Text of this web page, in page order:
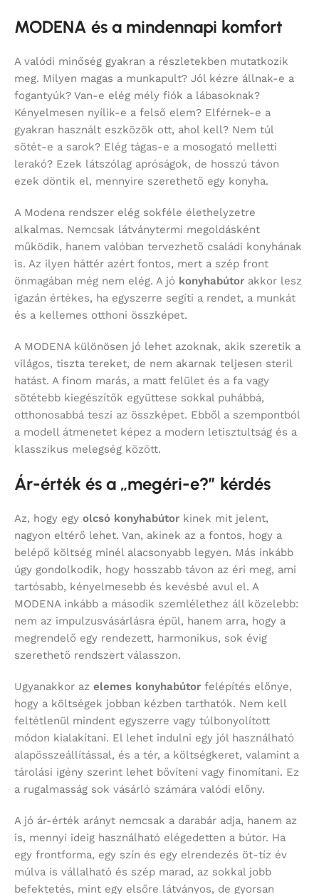
MODENA és a mindennapi komfort
A valódi minőség gyakran a részletekben mutatkozik
meg. Milyen magas a munkapult? Jól kézre állnak-e a
fogantyúk? Van-e elég mély fiók a lábasoknak?
Kényelmesen nyílik-e a felső elem? Elférnek-e a
gyakran használt eszközök ott, ahol kell? Nem túl
sötét-e a sarok? Elég tágas-e a mosogató melletti
lerakó? Ezek látszólag apróságok, de hosszú távon
ezek döntik el, mennyire szerethető egy konyha.
A Modena rendszer elég sokféle élethelyzetre
alkalmas. Nemcsak látványtermi megoldásként
működik, hanem valóban tervezhető családi konyhának
is. Az ilyen háttér azért fontos, mert a szép front
önmagában még nem elég. A jó konyhabútor akkor lesz
igazán értékes, ha egyszerre segíti a rendet, a munkát
és a kellemes otthoni összképet.
A MODENA különösen jó lehet azoknak, akik szeretik a
világos, tiszta tereket, de nem akarnak teljesen steril
hatást. A finom marás, a matt felület és a fa vagy
sötétebb kiegészítők együttese sokkal puhábbá,
otthonosabbá teszi az összképet. Ebből a szempontból
a modell átmenetet képez a modern letisztultság és a
klasszikus melegség között.
Ár-érték és a „megéri-e?” kérdés
Az, hogy egy olcsó konyhabútor kinek mit jelent,
nagyon eltérő lehet. Van, akinek az a fontos, hogy a
belépő költség minél alacsonyabb legyen. Más inkább
úgy gondolkodik, hogy hosszabb távon az éri meg, ami
tartósabb, kényelmesebb és kevésbé avul el. A
MODENA inkább a második szemlélethez áll közelebb:
nem az impulzusvásárlásra épül, hanem arra, hogy a
megrendelő egy rendezett, harmonikus, sok évig
szerethető rendszert válasszon.
Ugyanakkor az elemes konyhabútor felépítés előnye,
hogy a költségek jobban kézben tarthatók. Nem kell
feltétlenül mindent egyszerre vagy túlbonyolított
módon kialakítani. El lehet indulni egy jól használható
alapösszeállítással, és a tér, a költségkeret, valamint a
tárolási igény szerint lehet bővíteni vagy finomítani. Ez
a rugalmasság sok vásárló számára valódi előny.
A jó ár-érték arányt nemcsak a darabár adja, hanem az
is, mennyi ideig használható elégedetten a bútor. Ha
egy frontforma, egy szín és egy elrendezés öt-tíz év
múlva is vállalható és szép marad, az sokkal jobb
befektetés, mint egy elsőre látványos, de gyorsan